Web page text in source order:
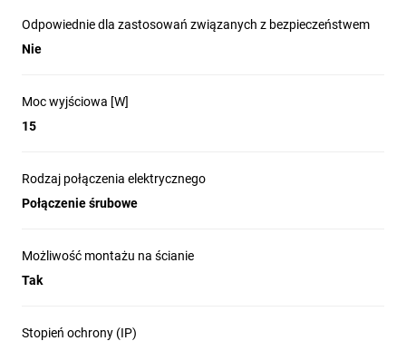
Odpowiednie dla zastosowań związanych z bezpieczeństwem
Nie
Moc wyjściowa [W]
15
Rodzaj połączenia elektrycznego
Połączenie śrubowe
Możliwość montażu na ścianie
Tak
Stopień ochrony (IP)